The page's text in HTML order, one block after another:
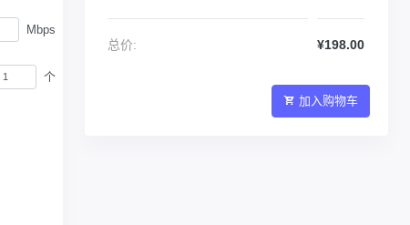
Mbps
个
总价: ¥198.00
加入购物车